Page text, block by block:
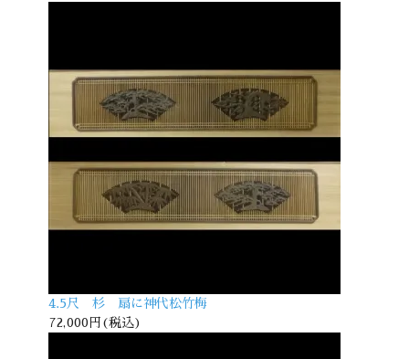
4.5尺 杉 扇に神代松竹梅
72,000円(税込)